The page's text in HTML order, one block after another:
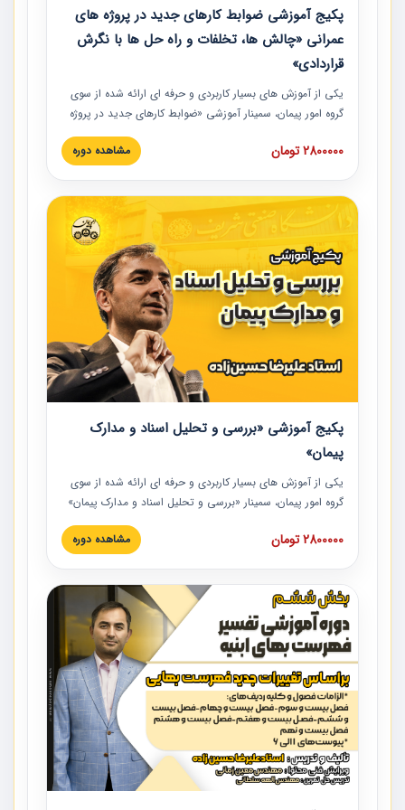
پکیج آموزشی ضوابط کارهای جدید در پروژه های
عمرانی «چالش ها، تخلفات و راه حل ها با نگرش
قراردادی»
یکی از آموزش‏‏‏‏‏‏ های بسیار کاربردی و حرفه‏ ای ارائه شده از سوی
گروه امور پیمان، سمینار آموزشی «ضوابط کارهای جدید در پروژه
های عمرانی» چالش ها، تخلفات و راه حل ها با نگرش قراردادی
است که در محل سندیکای شرکت های ساختمانی کشور ارائه شد.
مدارک پیمان به همراه تجربیات عملی ارائه شده است.
2800000 تومان مشاهده دوره
پکیج آموزشی «بررسی و تحلیل اسناد و مدارک
پیمان»
یکی از آموزش‏‏‏‏‏‏ های بسیار کاربردی و حرفه‏ ای ارائه شده از سوی
گروه امور پیمان، سمینار «بررسی و تحلیل اسناد و مدارک پیمان»
است که در دانشگاه صنعتی شریف ارائه شد. در این آموزش
نکات کلیدی مربوط به اسناد و مدارک پیمان، اولویت بندی اسناد
پیمان به همراه تجربیات عملی در این خصوص ارائه شده است.
2800000 تومان مشاهده دوره